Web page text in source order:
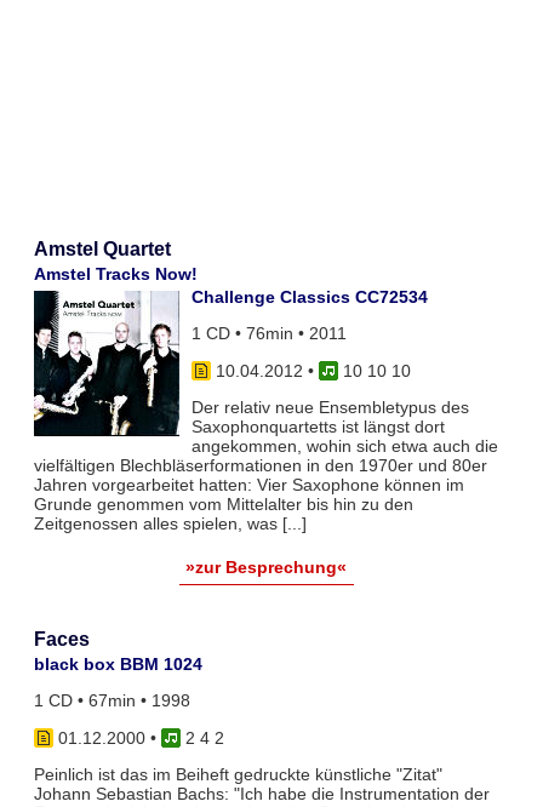
Amstel Quartet
Amstel Tracks Now!
Challenge Classics CC72534
1 CD • 76min • 2011
10.04.2012 •
10 10 10
Der relativ neue Ensembletypus des
Saxophonquartetts ist längst dort
angekommen, wohin sich etwa auch die
vielfältigen Blechbläserformationen in den 1970er und 80er
Jahren vorgearbeitet hatten: Vier Saxophone können im
Grunde genommen vom Mittelalter bis hin zu den
Zeitgenossen alles spielen, was [...]
»zur Besprechung«
Faces
black box BBM 1024
1 CD • 67min • 1998
01.12.2000•
2 4 2
Peinlich ist das im Beiheft gedruckte künstliche "Zitat"
Johann Sebastian Bachs: "Ich habe die Instrumentation der